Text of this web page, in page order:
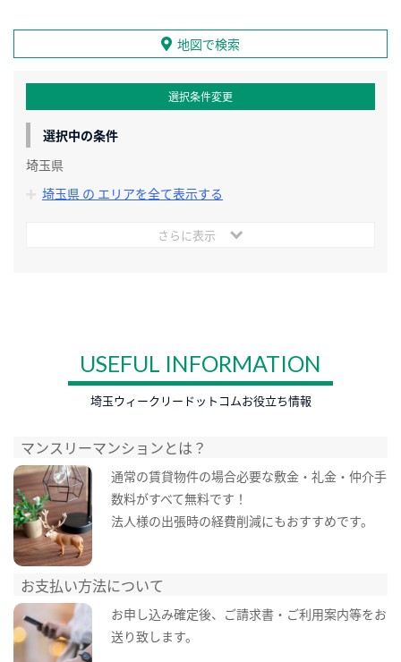
地図で検索
選択条件変更
選択中の条件
埼玉県
埼玉県 の エリアを全て表示する
さらに表示
USEFUL INFORMATION
埼玉ウィークリードットコムお役立ち情報
マンスリーマンションとは？
通常の賃貸物件の場合必要な敷金・礼金・仲介手
数料がすべて無料です！
法人様の出張時の経費削減にもおすすめです。
お支払い方法について
お申し込み確定後、ご請求書・ご利用案内等をお
送り致します。